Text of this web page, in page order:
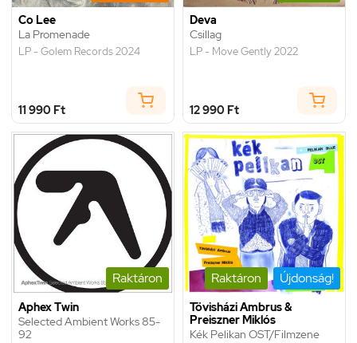
Co Lee
La Promenade
LP - Golem Records 2024
11 990 Ft
Deva
Csillag
LP - Move Gently 2022
12 990 Ft
Raktáron
Aphex Twin
Selected Ambient Works 85-
92
Raktáron Újdonság!
Tövisházi Ambrus &
Preiszner Miklós
Kék Pelikan OST/Filmzene